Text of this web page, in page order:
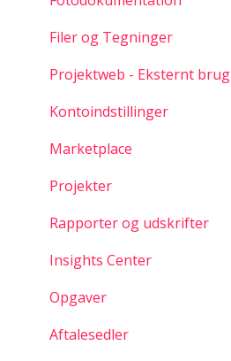
Filer og Tegninger
Projektweb - Eksternt brug
Kontoindstillinger
Marketplace
Projekter
Rapporter og udskrifter
Insights Center
Opgaver
Aftalesedler